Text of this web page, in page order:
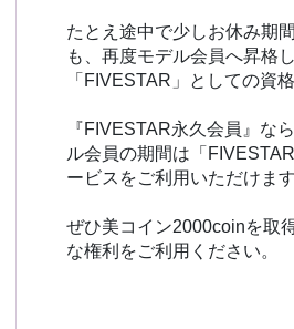
たとえ途中で少しお休み期
も、再度モデル会員へ昇格
「FIVESTAR」としての資
『FIVESTAR永久会員』な
ル会員の期間は「
ービスをご利用いただけます
ぜひ美コイン2000coinを取
な権利をご利用ください。